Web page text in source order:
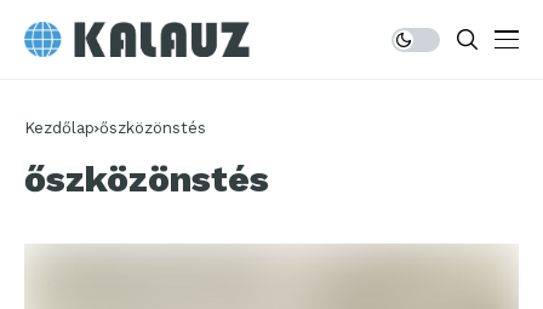
Kezdőlap őszközönstés
őszközönstés